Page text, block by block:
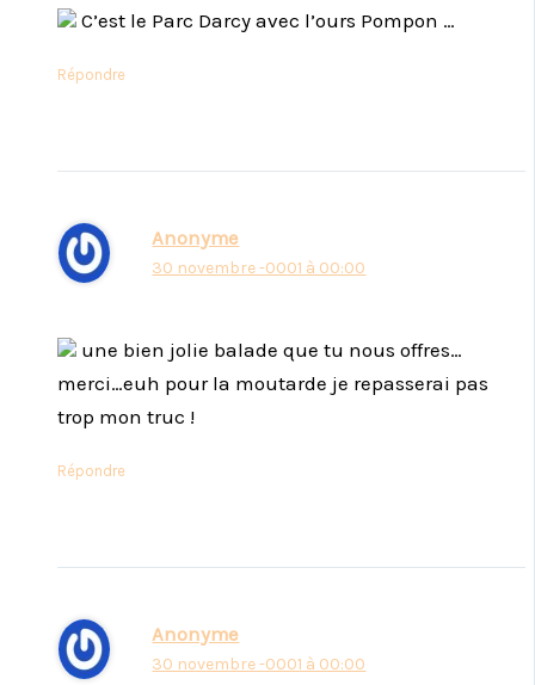
C’est le Parc Darcy avec l’ours Pompon …
Répondre
Anonyme
30 novembre -0001 à 00:00
une bien jolie balade que tu nous offres…
merci…euh pour la moutarde je repasserai pas
trop mon truc !
Répondre
Anonyme
30 novembre -0001 à 00:00